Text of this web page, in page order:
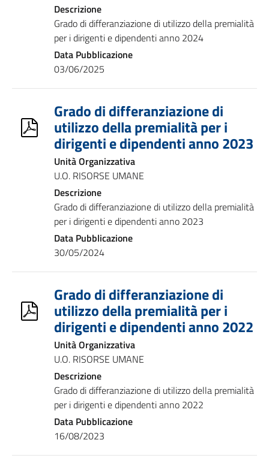
Descrizione
Grado di differanziazione di utilizzo della premialità
per i dirigenti e dipendenti anno 2024
Data Pubblicazione
03/06/2025
Grado di differanziazione di
utilizzo della premialità per i
dirigenti e dipendenti anno 2023
Unità Organizzativa
U.O. RISORSE UMANE
Descrizione
Grado di differanziazione di utilizzo della premialità
per i dirigenti e dipendenti anno 2023
Data Pubblicazione
30/05/2024
Grado di differanziazione di
utilizzo della premialità per i
dirigenti e dipendenti anno 2022
Unità Organizzativa
U.O. RISORSE UMANE
Descrizione
Grado di differanziazione di utilizzo della premialità
per i dirigenti e dipendenti anno 2022
Data Pubblicazione
16/08/2023